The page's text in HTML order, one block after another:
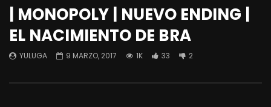
| MONOPOLY | NUEVO ENDING |
EL NACIMIENTO DE BRA
YULUGA 9 MARZO, 2017 1K 33 2